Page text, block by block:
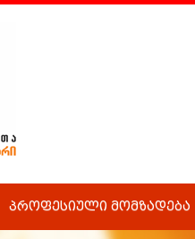
პროფესიული მომზადება